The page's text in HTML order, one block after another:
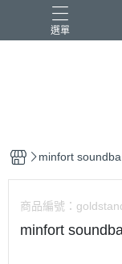
選單
minfort soundbar
商品編號：
minfort